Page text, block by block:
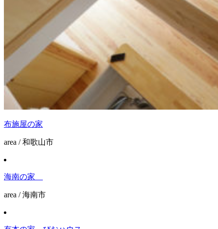
布施屋の家
area / 和歌山市
海南の家
area / 海南市